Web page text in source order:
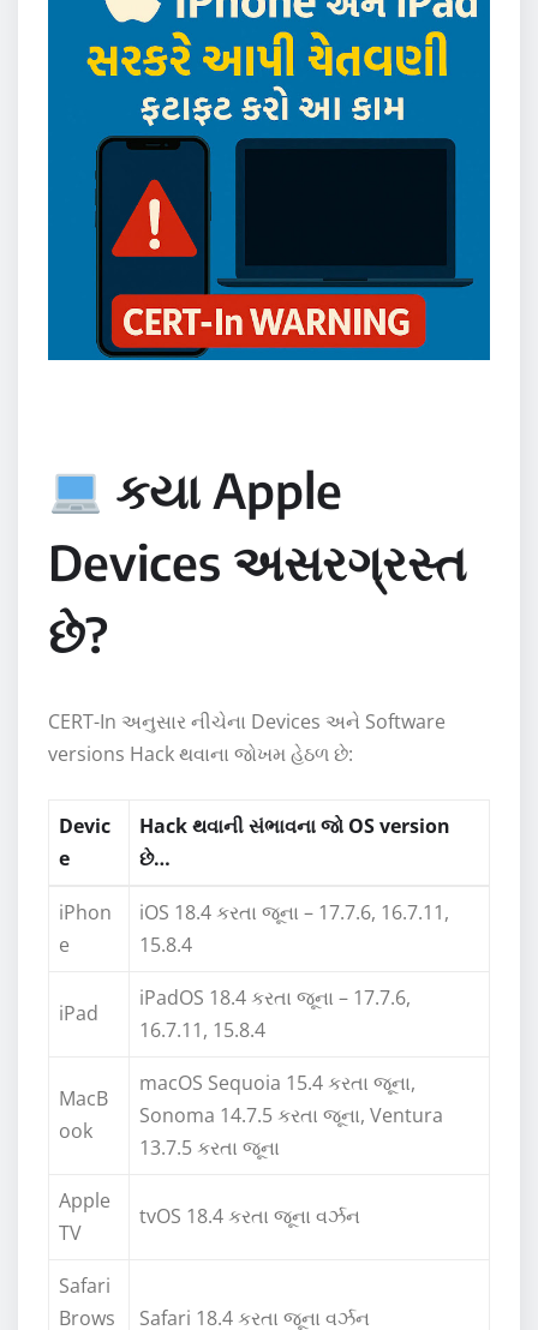
કયા Apple
Devices અસરગ્રસ્ત
છે?
CERT-In અનુસાર નીચેના Devices અને Software
versions Hack થવાના જોખમ હેઠળ છે:
Devic
e
Hack થવાની સંભાવના જો OS version
છે…
iPhon
e
iOS 18.4 કરતા જૂના – 17.7.6, 16.7.11,
15.8.4
iPad
iPadOS 18.4 કરતા જૂના – 17.7.6,
16.7.11, 15.8.4
MacB
ook
macOS Sequoia 15.4 કરતા જૂના,
Sonoma 14.7.5 કરતા જૂના, Ventura
13.7.5 કરતા જૂના
Apple
TV
tvOS 18.4 કરતા જૂના વર્ઝન
Safari
Brows
Safari 18.4 કરતા જૂના વર્ઝન